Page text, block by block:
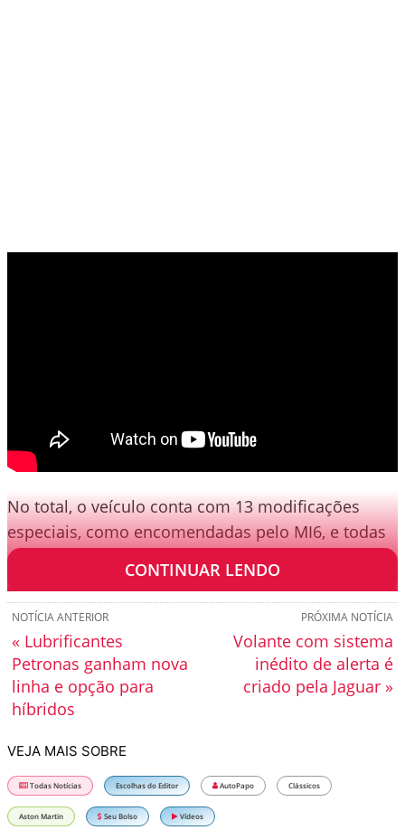
No total, o veículo conta com 13 modificações
especiais, como encomendadas pelo MI6, e todas
elas são funcionais, segundo a Sotheby’s.
CONTINUAR LENDO
PRÓXIMA NOTÍCIA
Volante com sistema
inédito de alerta é
criado pela Jaguar »
NOTÍCIA ANTERIOR
« Lubrificantes
Petronas ganham nova
linha e opção para
híbridos
VEJA MAIS SOBRE
Todas Notícias Escolhas do Editor AutoPapo Clássicos
Aston Martin Seu Bolso Vídeos